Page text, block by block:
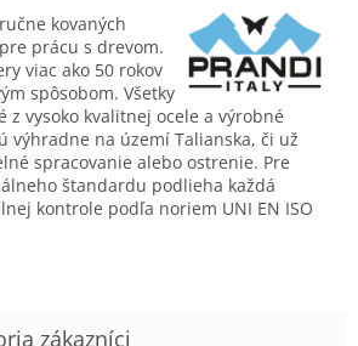
kovaných
prácu s drevom.
viac ako 50 rokov
spôsobom. Všetky
z vysoko kvalitnej ocele a výrobné
výhradne na území Talianska, či už
spracovanie alebo ostrenie. Pre
štandardu podlieha každá
kontrole podľa noriem UNI EN ISO